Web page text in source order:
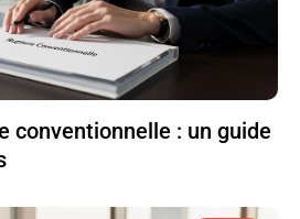
conventionnelle : un guide